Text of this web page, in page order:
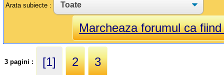
Arata subiecte :
Marcheaza forumul ca
3 pagini : [1] 2 3